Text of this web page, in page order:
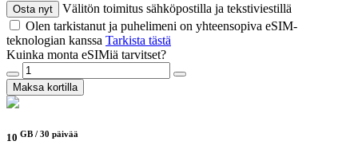
Osta nyt
Välitön toimitus sähköpostilla ja tekstiviestillä
Olen tarkistanut ja puhelimeni on yhteensopiva eSIM-
teknologian kanssa Tarkista tästä
Kuinka monta eSIMiä tarvitset?
Maksa kortilla
10 GB / 30 päivää